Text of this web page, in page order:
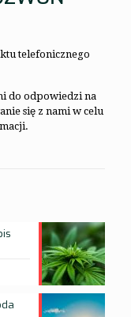
telefonicznego
do odpowiedzi na
się z nami w celu